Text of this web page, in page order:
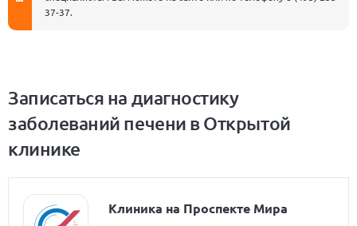
37-37.
Записаться на диагностику
заболеваний печени в Открытой
клинике
Клиника на Проспекте Мира